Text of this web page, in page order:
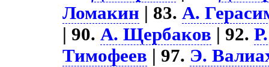
Ломакин | 83.А.
| 90.А. Щербаков | 92.
Тимофеев | 97. Э.